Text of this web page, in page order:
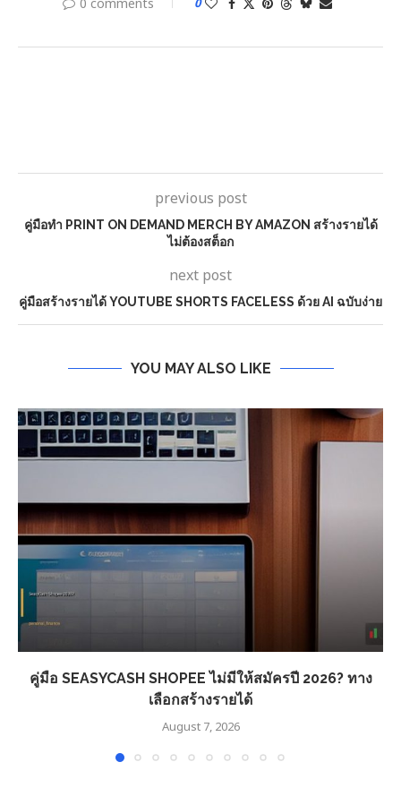
0 comments 0
previous post
คู่มือทำ PRINT ON DEMAND MERCH BY AMAZON สร้างรายได้
ไม่ต้องสต็อก
next post
คู่มือสร้างรายได้ YOUTUBE SHORTS FACELESS ด้วย AI ฉบับง่าย
YOU MAY ALSO LIKE
คู่มือ SEASYCASH SHOPEE ไม่มีให้สมัครปี 2026? ทาง
เลือกสร้างรายได้
August 7, 2026